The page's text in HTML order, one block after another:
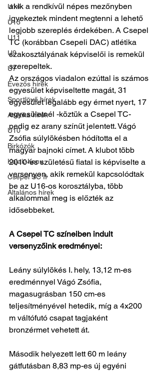
U14
U13
U11
U9
U7
Evezős hírek
Sportlövő hírek
Atlétika hírek
U10
Birkózók
Kajak-Kenu
Csepel SC II
Általános hírek
akik a rendkívül népes mezőnyben
igyekeztek mindent megtenni a lehető
legjobb szereplés érdekében. A Csepel
TC (korábban Csepeli DAC) atlétika
szakosztályának képviselői is remekül
szerepeltek.
Az országos viadalon ezúttal is számos
egyesület képviseltette magát, 31
egyesület legalább egy érmet nyert, 17
egyesületnél -köztük a Csepel TC-
pedig ez arany színűt jelentett. Vágó
Zsófia súlylökésben hódította el a
magyar bajnoki címet. A klubot több
2010-es születésű fiatal is képviselte a
versenyen, akik remekül kapcsolódtak
be az U16-os korosztályba, több
alkalommal meg is előzték az
idősebbeket.
A Csepel TC színeiben indult
versenyzőink eredményei:
Leány súlylökés I. hely, 13,12 m-es
eredménnyel Vágó Zsófia,
magasugrásban 150 cm-es
teljesítményével hetedik, míg a 4x200
m váltófutó csapat tagjaként
bronzérmet vehetett át.
Második helyezett lett 60 m leány
gátfutásban 8,83 mp-es új egyéni